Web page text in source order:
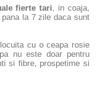
fierte tari, in coaja,
la 7 zile daca sunt
cu o ceapa rosie
nu este doar pentru
si fibre, prospetime si